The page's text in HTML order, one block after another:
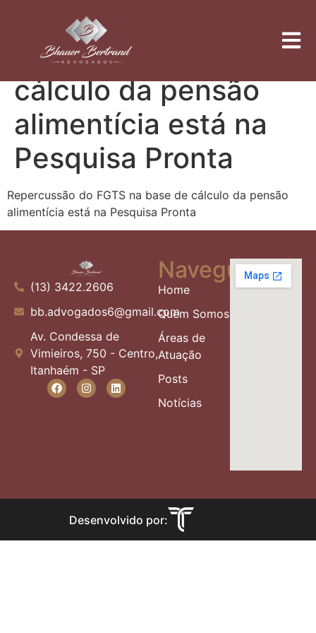
Repercussão do
FGTS na base de
cálculo da pensão
alimentícia está na
Pesquisa Pronta
Repercussão do FGTS na base de cálculo da pensão
alimentícia está na Pesquisa Pronta
(13) 3422.2606
bb.advogados6@gmail.com
Av. Condessa de
Vimieiros, 750 - Centro,
Itanhaém - SP
Navegue
Home
Quem Somos
Áreas de
Atuação
Posts
Notícias
Desenvolvido por: